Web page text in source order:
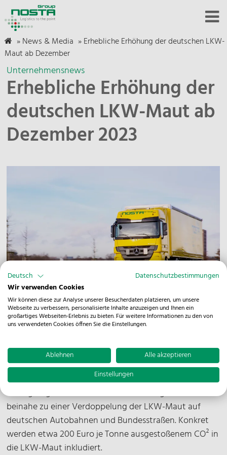
»News & Media »Erhebliche Erhöhung der deutschen LKW-
Maut ab Dezember
Unternehmensnews
Erhebliche Erhöhung der
deutschen LKW-Maut ab
Dezember 2023
Bundesfernstraßenmautgesetztes beschlossen. Mit
dieser Reform soll der deutschen LKW-Maut ab dem
1.12.2023 eine neue Komponente für den CO²-Ausstoß
hinzugefügt werden. Diese Veränderungen führen
beinahe zu einer Verdoppelung der LKW-Maut auf
deutschen Autobahnen und Bundesstraßen. Konkret
werden etwa 200 Euro je Tonne ausgestoßenem CO² in
die LKW-Maut inkludiert.
Deutsch
Datenschutzbestimmungen
Wir verwenden Cookies
Wir können diese zur Analyse unserer Besucherdaten platzieren, um unsere
Webseite zu verbessern, personalisierte Inhalte anzuzeigen und Ihnen ein
großartiges Webseiten-Erlebnis zu bieten. Für weitere Informationen zu den von
uns verwendeten Cookies öffnen Sie die Einstellungen.
Ablehnen
Alle akzeptieren
Einstellungen